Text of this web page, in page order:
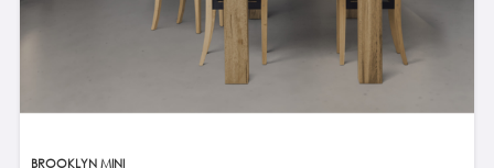
BROOKLYN MINI